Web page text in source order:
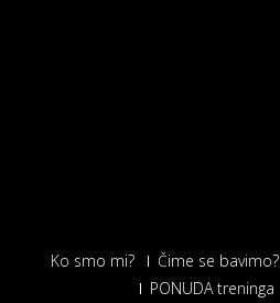
Ko smo mi? Čime se bavimo?
PONUDA treninga